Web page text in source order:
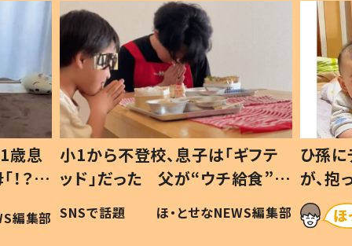
歳息
？」
編集部
小1から不登校、息子は「ギフテ
ッド」だった 父が“ウチ給食”を
作り続ける理由とは #令和の親
#令和の子
SNSで話題 ほ・とせなNEWS編集部
ひ孫
が、
「涙が
い」